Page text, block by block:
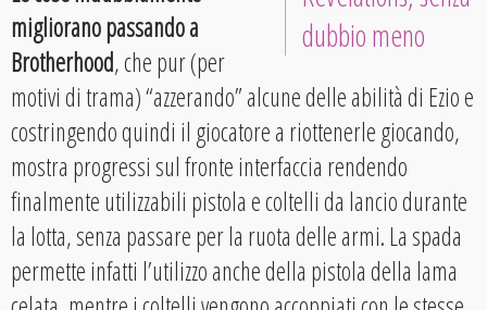
dubbio meno
migliorano passando a
Brotherhood, che pur (per
motivi di trama) “azzerando” alcune delle abilità di Ezio e
costringendo quindi il giocatore a riottenerle giocando,
mostra progressi sul fronte interfaccia rendendo
finalmente utilizzabili pistola e coltelli da lancio durante
la lotta, senza passare per la ruota delle armi. La spada
permette infatti l’utilizzo anche della pistola della lama